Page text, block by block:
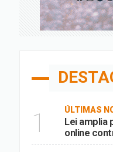
1 ÚLTIMAS
Lei amplia
online